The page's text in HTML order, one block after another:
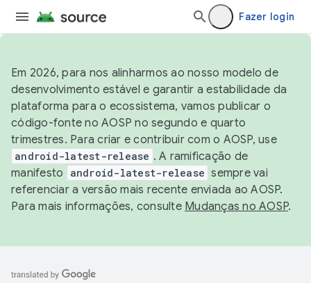
Fazer login
Em 2026, para nos alinharmos ao nosso modelo de
desenvolvimento estável e garantir a estabilidade da
plataforma para o ecossistema, vamos publicar o
código-fonte no AOSP no segundo e quarto
trimestres. Para criar e contribuir com o AOSP, use
android-latest-release . A ramificação de
manifesto
android-latest-release sempre vai
referenciar a versão mais recente enviada ao AOSP.
Para mais informações, consulte Mudanças no AOSP.